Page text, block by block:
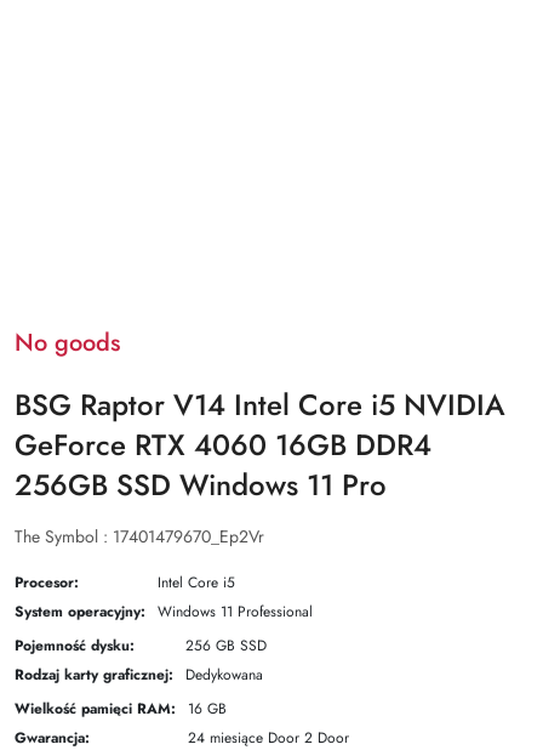
No goods
BSG Raptor V14 Intel Core i5 NVIDIA
GeForce RTX 4060 16GB DDR4
256GB SSD Windows 11 Pro
The Symbol : 17401479670_Ep2Vr
Procesor:
Intel Core i5
System operacyjny:
Windows 11 Professional
Pojemność dysku:
256 GB SSD
Rodzaj karty graficznej:
Dedykowana
Wielkość pamięci RAM:
16 GB
Gwarancja:
24 miesiące Door 2 Door